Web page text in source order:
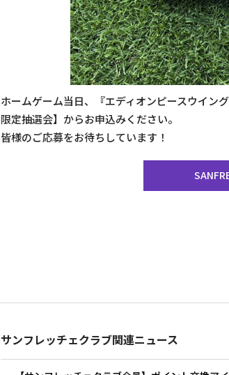
ホームゲーム当日、『エディオンピースウイン
限定抽選会】からお申込みください。
皆様のご応募をお待ちしています！
サンフレッチェクラブ関連ニュース